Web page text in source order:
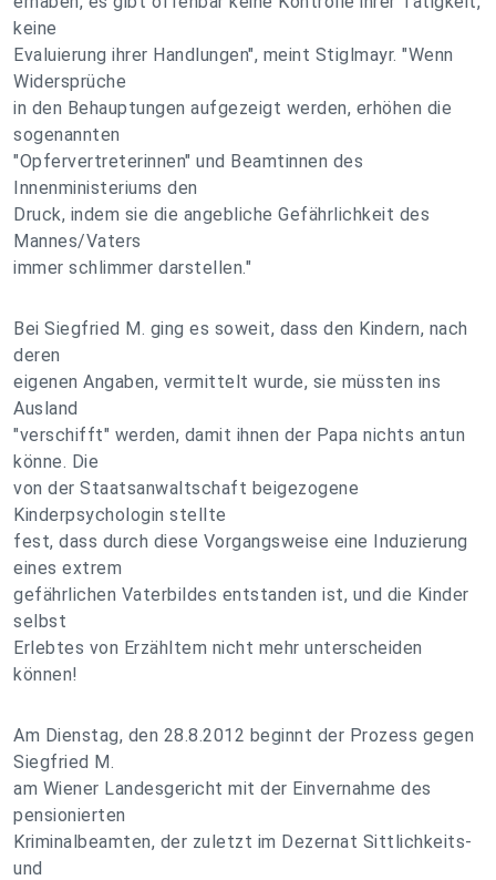
keine
Evaluierung ihrer Handlungen", meint Stiglmayr. "Wenn
Widersprüche
in den Behauptungen aufgezeigt werden, erhöhen die
sogenannten
"Opfervertreterinnen" und Beamtinnen des
Innenministeriums den
Druck, indem sie die angebliche Gefährlichkeit des
Mannes/Vaters
immer schlimmer darstellen."
Bei Siegfried M. ging es soweit, dass den Kindern, nach
deren
eigenen Angaben, vermittelt wurde, sie müssten ins
Ausland
"verschifft" werden, damit ihnen der Papa nichts antun
könne. Die
von der Staatsanwaltschaft beigezogene
Kinderpsychologin stellte
fest, dass durch diese Vorgangsweise eine Induzierung
eines extrem
gefährlichen Vaterbildes entstanden ist, und die Kinder
selbst
Erlebtes von Erzähltem nicht mehr unterscheiden
können!
Am Dienstag, den 28.8.2012 beginnt der Prozess gegen
Siegfried M.
am Wiener Landesgericht mit der Einvernahme des
pensionierten
Kriminalbeamten, der zuletzt im Dezernat Sittlichkeits-
und